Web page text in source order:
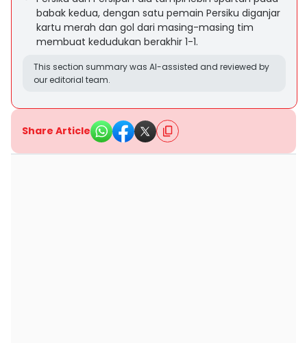
babak kedua, dengan satu pemain Persiku diganjar
kartu merah dan gol dari masing-masing tim
membuat kedudukan berakhir 1-1.
This section summary was AI-assisted and reviewed by
our editorial team.
Share Article